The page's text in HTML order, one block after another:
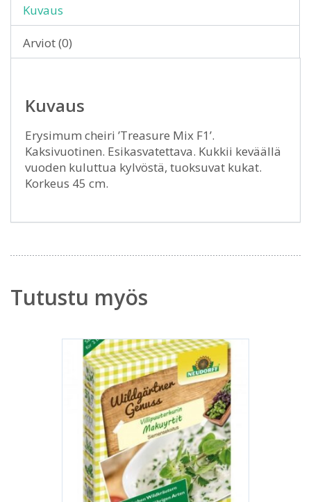
Kuvaus
Arviot (0)
Kuvaus
Erysimum cheiri ’Treasure Mix F1’.
Kaksivuotinen. Esikasvatettava. Kukkii keväällä
vuoden kuluttua kylvöstä, tuoksuvat kukat.
Korkeus 45 cm.
Tutustu myös